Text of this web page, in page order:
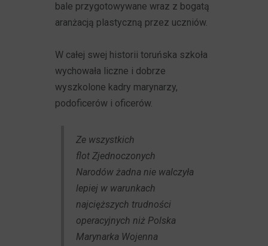
bale przygotowywane wraz z bogatą
aranżacją plastyczną przez uczniów.
W całej swej historii toruńska szkoła
wychowała liczne i dobrze
wyszkolone kadry marynarzy,
podoficerów i oficerów.
Ze wszystkich
flot Zjednoczonych
Narodów żadna nie walczyła
lepiej w warunkach
najcięższych trudności
operacyjnych niż Polska
Marynarka Wojenna